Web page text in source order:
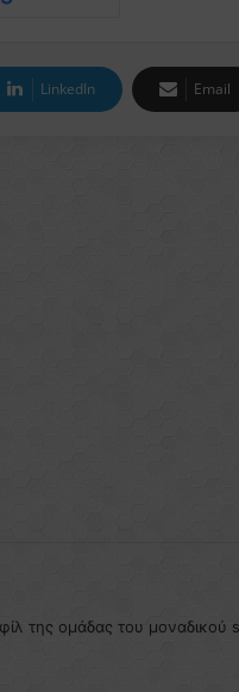
LinkedIn Email
της ομάδας του μοναδικού